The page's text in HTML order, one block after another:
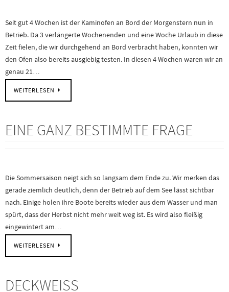
Seit gut 4 Wochen ist der Kaminofen an Bord der Morgenstern nun in
Betrieb. Da 3 verlängerte Wochenenden und eine Woche Urlaub in diese
Zeit fielen, die wir durchgehend an Bord verbracht haben, konnten wir
den Ofen also bereits ausgiebig testen. In diesen 4 Wochen waren wir an
genau 21…
WEITERLESEN
EINE GANZ BESTIMMTE FRAGE
Die Sommersaison neigt sich so langsam dem Ende zu. Wir merken das
gerade ziemlich deutlich, denn der Betrieb auf dem See lässt sichtbar
nach. Einige holen ihre Boote bereits wieder aus dem Wasser und man
spürt, dass der Herbst nicht mehr weit weg ist. Es wird also fleißig
eingewintert am…
WEITERLESEN
DECKWEISS